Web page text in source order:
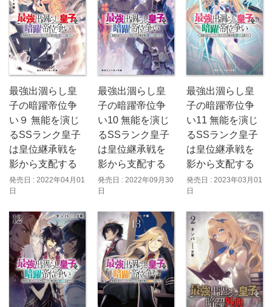
最強出涸らし皇
子の暗躍帝位争
い９ 無能を演じ
るSSランク皇子
は皇位継承戦を
影から支配する
発売日 : 2022年04月01
日
最強出涸らし皇
子の暗躍帝位争
い10 無能を演じ
るSSランク皇子
は皇位継承戦を
影から支配する
発売日 : 2022年09月30
日
最強出涸らし皇
子の暗躍帝位争
い11 無能を演じ
るSSランク皇子
は皇位継承戦を
影から支配する
発売日 : 2023年03月01
日